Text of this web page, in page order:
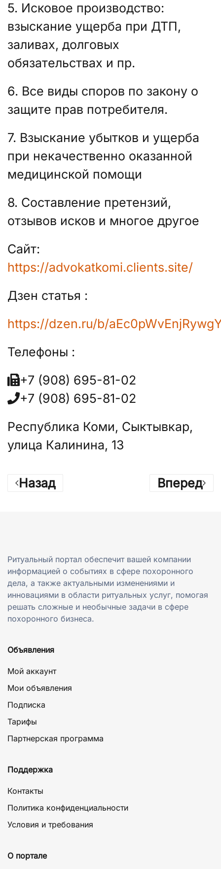
5. Исковое производство:
взыскание ущерба при ДТП,
заливах, долговых
обязательствах и пр.
6. Все виды споров по закону о
защите прав потребителя.
7. Взыскание убытков и ущерба
при некачественно оказанной
медицинской помощи
8. Составление претензий,
отзывов исков и многое другое
Сайт:
https://advokatkomi.clients.site/
Дзен статья :
https://dzen.ru/b/
Телефоны :
+7 (908) 695-81-02
+7 (908) 695-81-02
Республика Коми, Сыктывкар,
улица Калинина, 13
Назад Вперед
Ритуальный портал обеспечит вашей компании
информацией о событиях в сфере похоронного
дела, а также актуальными изменениями и
инновациями в области ритуальных услуг, помогая
решать сложные и необычные задачи в сфере
похоронного бизнеса.
Объявления
Мой аккаунт
Мои объявления
Подписка
Тарифы
Партнерская программа
Поддержка
Контакты
Политика конфиденциальности
Условия и требования
О портале